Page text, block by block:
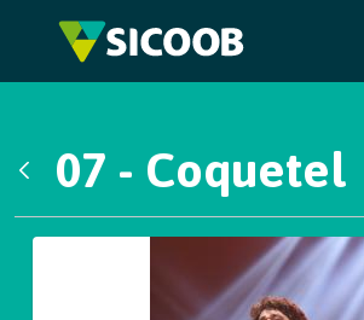
Pular para o Conteúdo principal
07 - Coquetel